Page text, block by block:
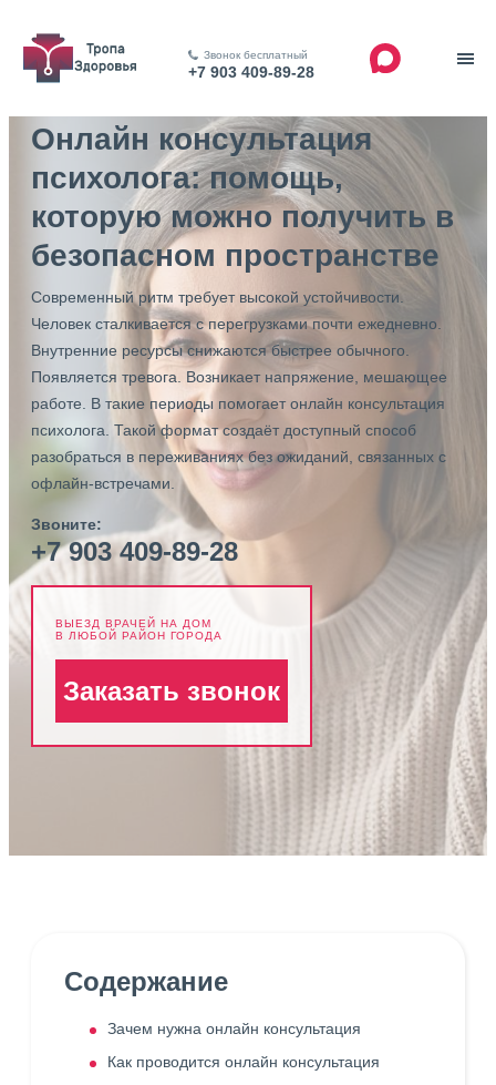
Звонок бесплатный
+7 903 409-89-28
Онлайн консультация
психолога: помощь,
которую можно получить в
безопасном пространстве
Современный ритм требует высокой устойчивости.
Человек сталкивается с перегрузками почти ежедневно.
Внутренние ресурсы снижаются быстрее обычного.
Появляется тревога. Возникает напряжение, мешающее
работе. В такие периоды помогает онлайн консультация
психолога. Такой формат создаёт доступный способ
разобраться в переживаниях без ожиданий, связанных с
офлайн-встречами.
Звоните:
+7 903 409-89-28
ВЫЕЗД ВРАЧЕЙ НА ДОМ
В ЛЮБОЙ РАЙОН ГОРОДА
Заказать звонок
Содержание
Зачем нужна онлайн консультация
Как проводится онлайн консультация